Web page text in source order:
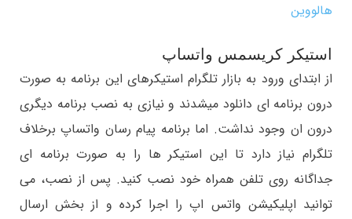
هالووین
استیکر کریسمس واتساپ
از ابتدای ورود به بازار تلگرام استیکرهای این برنامه به صورت
درون برنامه ای دانلود میشدند و نیازی به نصب برنامه دیگری
درون ان وجود نداشت. اما برنامه پیام رسان واتساپ برخلاف
تلگرام نیاز دارد تا این استیکر ها را به صورت برنامه ای
جداگانه روی تلفن همراه خود نصب کنید. پس از نصب، می
توانید اپلیکیشن واتس اپ را اجرا کرده و از بخش ارسال